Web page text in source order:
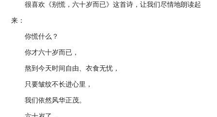
很喜欢《别慌，六十岁而已》这首诗，让我们尽情地朗读起
来：
你慌什么？
你才六十岁而已，
熬到今天时间自由、衣食无忧，
只要皱纹不长进心里，
我们依然风华正茂。